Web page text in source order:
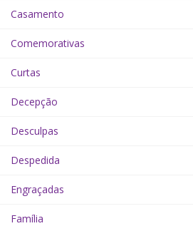
Casamento
Comemorativas
Curtas
Decepção
Desculpas
Despedida
Engraçadas
Família